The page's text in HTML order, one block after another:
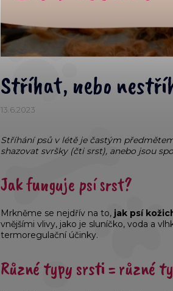
Stříhat, nebo
13.6.2023
Stříhání psů v létě je častým
shazovat svršky (čti srst), anebo jsou
Jak funguje psí srst?
Mrkněme se nejdřív na to, jak psí
vnějšími vlivy, jako je sluníčko, voda a
termoregulační účinky.
Různé typy srsti = různé